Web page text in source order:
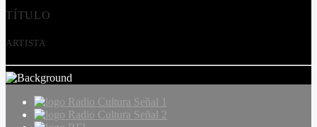
TÍTULO
ARTISTA
Radio Cultura Señal 1
Radio Cultura Señal 2